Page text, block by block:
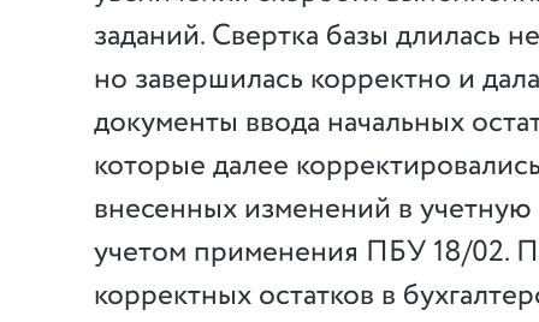
заданий. Свертка базы длилась
но завершилась корректно и
документы ввода начальных
которые далее
внесенных изменений в учетную
учетом применения ПБУ 18/02.
корректных остатков в